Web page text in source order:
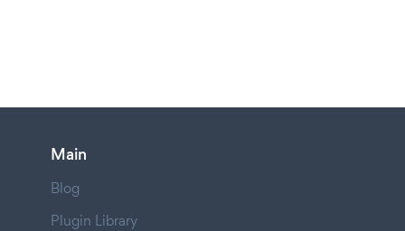
Main
Blog
Plugin Library